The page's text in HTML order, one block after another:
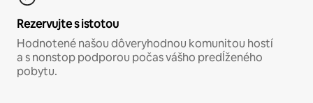
Rezervujte s istotou
Hodnotené našou dôveryhodnou komunitou hostí
a s nonstop podporou počas vášho predĺženého
pobytu.